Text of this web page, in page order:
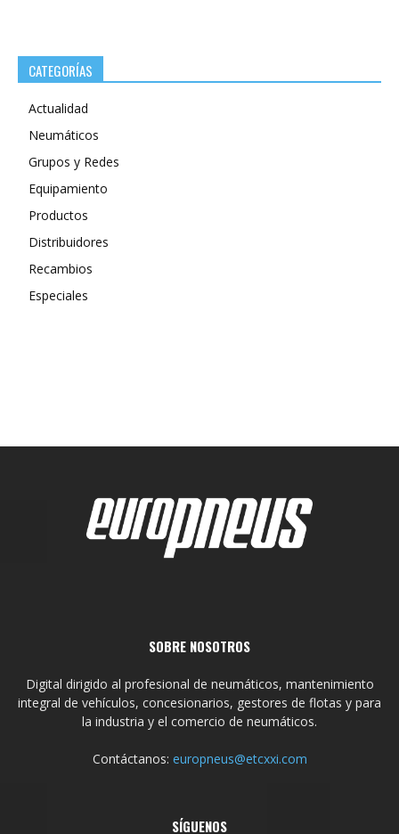
CATEGORÍAS
Actualidad
Neumáticos
Grupos y Redes
Equipamiento
Productos
Distribuidores
Recambios
Especiales
SOBRE NOSOTROS
Digital dirigido al profesional de neumáticos, mantenimiento
integral de vehículos, concesionarios, gestores de flotas y para
la industria y el comercio de neumáticos.
Contáctanos: europneus@etcxxi.com
SÍGUENOS